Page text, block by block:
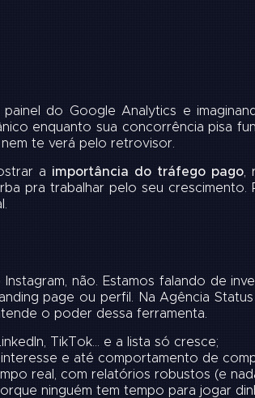
do Google Analytics e
enquanto sua concorrência pisa
nem te verá pelo retrovisor.
a importância do tráfego pago
pra trabalhar pelo seu
não. Estamos falando de
page ou perfil. Na Agência
o poder dessa ferramenta.
TikTok… e a lista só cresce;
e até comportamento de
real, com relatórios robustos (e
ninguém tem tempo para jogar